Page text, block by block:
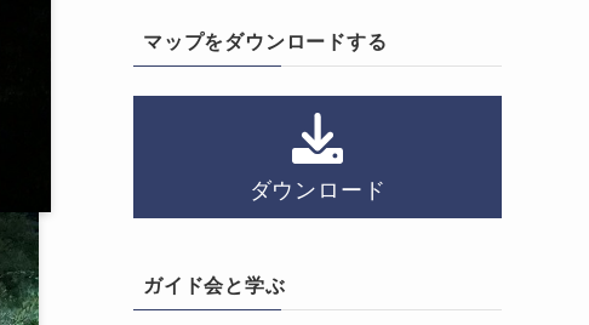
マップをダウンロードする
ダウンロード
ガイド会と学ぶ